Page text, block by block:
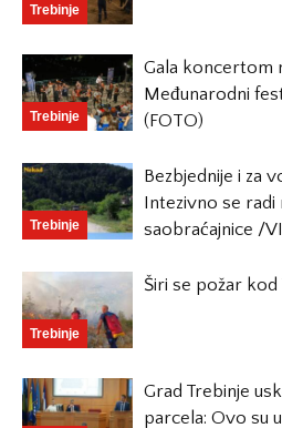
Trebinje
Trebinje
Gala koncertom
Međunarodni
(FOTO)
Trebinje
Bezbjednije i za
Intezivno se radi
saobraćajnice /
Trebinje
Širi se požar kod
Grad Trebinje
parcela: Ovo su